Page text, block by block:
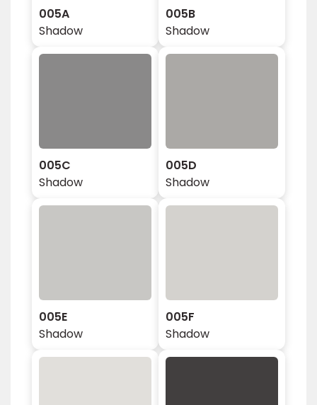
005A
Shadow
005B
Shadow
005C
Shadow
005D
Shadow
005E
Shadow
005F
Shadow